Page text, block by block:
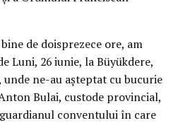
de doisprezece ore, am
Luni, 26 iunie, la Büyükdere,
ne-au așteptat cu bucurie
Bulai, custode provincial,
conventului în care